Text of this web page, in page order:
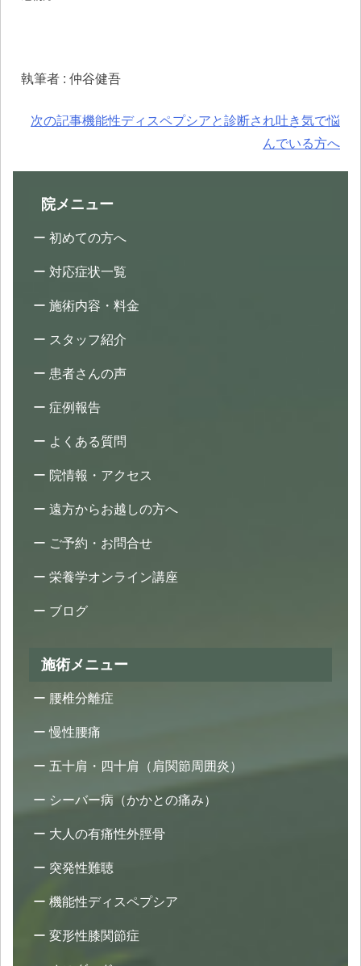
院メニュー
初めての方へ
対応症状一覧
施術内容・料金
スタッフ紹介
患者さんの声
症例報告
よくある質問
院情報・アクセス
遠方からお越しの方へ
ご予約・お問合せ
栄養学オンライン講座
ブログ
施術メニュー
腰椎分離症
慢性腰痛
五十肩・四十肩（肩関節周囲炎）
シーバー病（かかとの痛み）
大人の有痛性外脛骨
突発性難聴
機能性ディスペプシア
変形性膝関節症
執筆者 : 仲谷健吾
稿
ビ
ゲ
シ
ョ
次の記事機能性ディスペプシアと診断され吐き気で悩
んでいる方へ